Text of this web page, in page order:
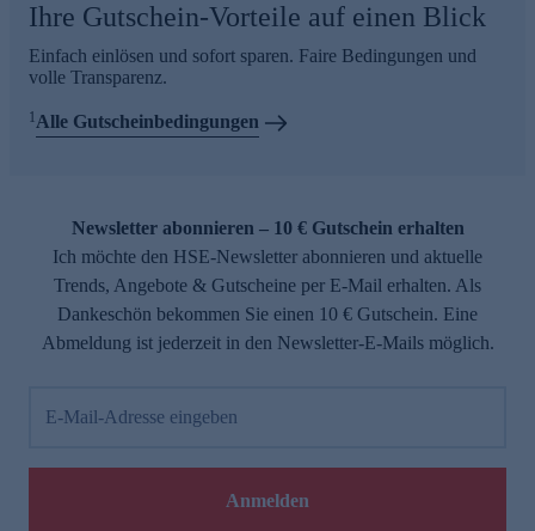
Ihre Gutschein-Vorteile auf einen Blick
Einfach einlösen und sofort sparen. Faire Bedingungen und
volle Transparenz.
1Alle Gutscheinbedingungen
Newsletter abonnieren – 10 € Gutschein erhalten
Ich möchte den HSE-Newsletter abonnieren und aktuelle
Trends, Angebote & Gutscheine per E-Mail erhalten. Als
Dankeschön bekommen Sie einen 10 € Gutschein. Eine
Abmeldung ist jederzeit in den Newsletter-E-Mails möglich.
E-Mail-Adresse eingeben
Anmelden